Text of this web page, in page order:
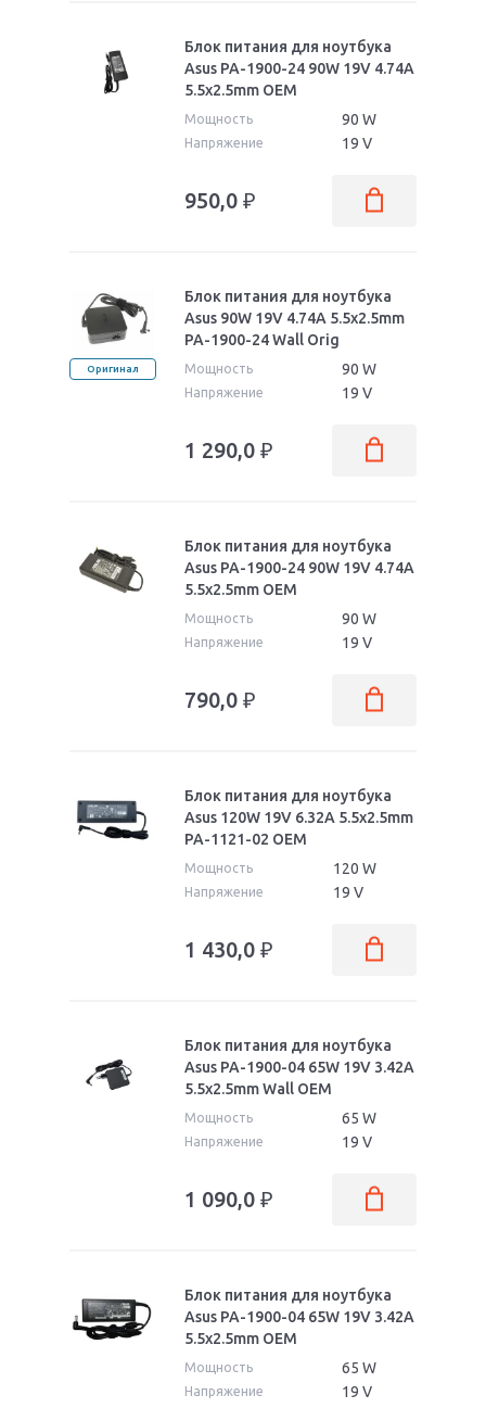
Блок питания для ноутбука
Asus PA-1900-24 90W 19V 4.74A
5.5x2.5mm OEM
Мощность 90 W
Напряжение 19 V
950,0 ₽
Оригинал
Блок питания для ноутбука
Asus 90W 19V 4.74A 5.5x2.5mm
PA-1900-24 Wall Orig
Мощность 90 W
Напряжение 19 V
1 290,0 ₽
Блок питания для ноутбука
Asus PA-1900-24 90W 19V 4.74A
5.5x2.5mm OEM
Мощность 90 W
Напряжение 19 V
790,0 ₽
Блок питания для ноутбука
Asus 120W 19V 6.32A 5.5x2.5mm
PA-1121-02 OEM
Мощность 120 W
Напряжение 19 V
1 430,0 ₽
Блок питания для ноутбука
Asus PA-1900-04 65W 19V 3.42A
5.5x2.5mm Wall OEM
Мощность 65 W
Напряжение 19 V
1 090,0 ₽
Блок питания для ноутбука
Asus PA-1900-04 65W 19V 3.42A
5.5x2.5mm OEM
Мощность 65 W
Напряжение 19 V